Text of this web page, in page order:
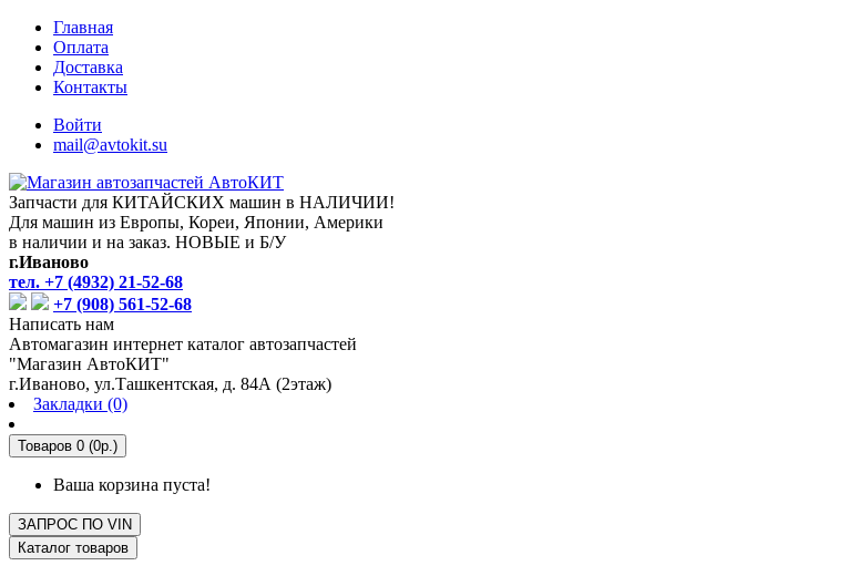
Главная
Оплата
Доставка
Контакты
Войти
mail@avtokit.su
Запчасти для КИТАЙСКИХ машин в НАЛИЧИИ!
Для машин из Европы, Кореи, Японии, Америки
в наличии и на заказ. НОВЫЕ и Б/У
г.Иваново
тел. +7 (4932) 21-52-68
+7 (908) 561-52-68
Написать нам
Автомагазин интернет каталог автозапчастей
"Магазин АвтоКИТ"
г.Иваново, ул.Ташкентская, д. 84А (2этаж)
Закладки (0)
Товаров 0 (0р.)
Ваша корзина пуста!
ЗАПРОС ПО VIN
Каталог товаров